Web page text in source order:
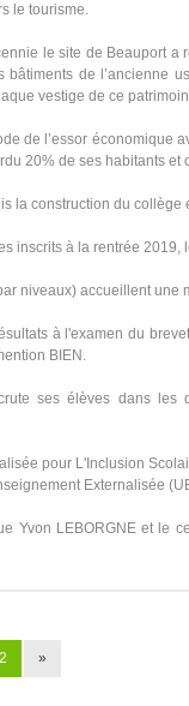
le tourisme.
le site de Beauport a
bâtiments de l’ancienne
vestige de ce
de l’essor économique
20% de ses habitants
la construction du
inscrits à la rentrée 2019,
niveaux) accueillent une
à l'examen du
BIEN.
ses élèves dans les
pour L'Inclusion
Externalisée
Yvon LEBORGNE et le
2 »